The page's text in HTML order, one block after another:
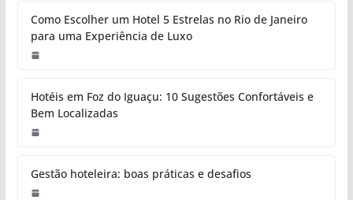
Como Escolher um Hotel 5 Estrelas no Rio de Janeiro
para uma Experiência de Luxo
Hotéis em Foz do Iguaçu: 10 Sugestões Confortáveis e
Bem Localizadas
Gestão hoteleira: boas práticas e desafios